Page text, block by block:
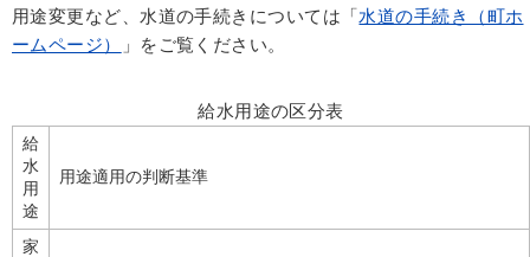
用途変更など、水道の手続きについては「水道の手続き（町ホ
ームページ）
」をご覧ください。
給水用途の区分表
給
水
用
途
用途適用の判断基準
家